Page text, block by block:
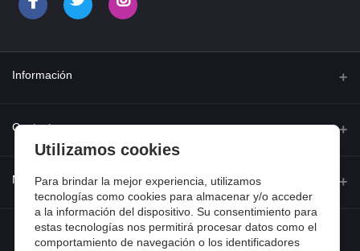
Información
Quienes somos
Contacta con nosotros
Dónde estamos
Preguntas frecuentes
Entradas de blog
Contacto
Dirección
Calle Ferraz 42, Madrid
Teléfono
918 13 81 81
Mi cuenta
Iniciar sesión
Utilizamos cookies
Para brindar la mejor experiencia, utilizamos
tecnologías como cookies para almacenar y/o acceder
a la información del dispositivo. Su consentimiento para
estas tecnologías nos permitirá procesar datos como el
comportamiento de navegación o los identificadores